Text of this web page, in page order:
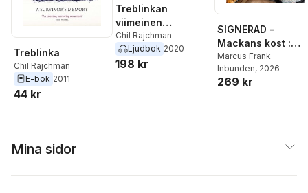
Treblinka
Chil Rajchman
E-bok 2011
44 kr
Treblinkan
viimeinen
juutalainen
Chil Rajchman
Ljudbok 2020
198 kr
SIGNERAD -
Mackans kost :
Middagar och
matlådor
Marcus Frank
Inbunden, 2026
269 kr
Mina sidor